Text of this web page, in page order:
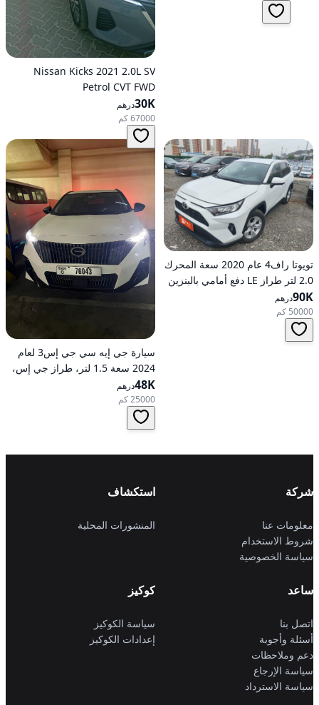
Nissan Kicks 2021 2.0L SV
Petrol CVT FWD
30Kدرهم
67000 كم
تويوتا راف4 عام 2020 سعة المحرك
2.0 لتر طراز LE دفع أمامي بالبنزين
أوتوماتيكي
90Kدرهم
50000 كم
سيارة جي إيه سي جي إس3 لعام
2024 سعة 1.5 لتر، طراز جي إس،
تعمل بالبنزين، ناقل حركة
أوتوماتيكي، دفع أمامي
48Kدرهم
25000 كم
شركة
معلومات عنا
شروط الاستخدام
سياسة الخصوصية
استكشاف
المنشورات المحلية
ساعد
اتصل بنا
أسئلة وأجوبة
دعم وملاحظات
سياسة الإرجاع
سياسة الاسترداد
كوكيز
سياسة الكوكيز
إعدادات الكوكيز